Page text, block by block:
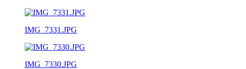
IMG_7331.JPG
IMG_7330.JPG